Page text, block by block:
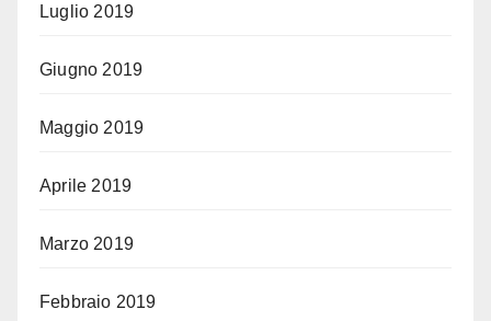
Luglio 2019
Giugno 2019
Maggio 2019
Aprile 2019
Marzo 2019
Febbraio 2019